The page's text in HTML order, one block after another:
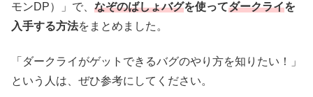
モンDP）」で、 なぞのばしょバグを使ってダークライを
入手する方法をまとめました。
「ダークライがゲットできるバグのやり方を知りたい！」
という人は、ぜひ参考にしてください。